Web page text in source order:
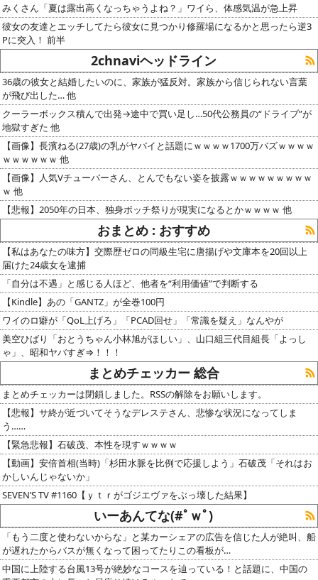
みくさん「夏は露出高くなっちゃうよね？」ワイら、体感気温が急上昇
彼女の友達とエッチしてたら彼女に見つかり修羅場になるかと思ったら逆3
Pに突入！ 前半
2chnaviヘッドライン
36歳の彼女と結婚したいのに、家族が猛反対。家族から信じられない言葉
が飛び出した… 他
クーラーボックス積んで出発→途中で買い足し…50代公務員の“ドライブ”が
地獄すぎた 他
【画像】長濱ねる(27歳)の乳がヤバイと話題にｗｗｗｗ1700万バズｗｗｗｗ
ｗｗｗｗｗｗ 他
【画像】人気Vチューバーさん、とんでもない姿を披露ｗｗｗｗｗｗｗｗｗ
ｗ 他
【悲報】2050年の日本、独身ボッチ祭りが現実になるとかｗｗｗｗ 他
おまとめ : おすすめ
【私はあなたの味方】交際歴ゼロの同級生宅に唐揚げや文庫本を20回以上
届けた24歳女を逮捕
「自分は不遇」と感じる人ほど、他者を“利用価値”で判断する
【Kindle】あの「GANTZ」が全巻100円
ワイのロ癖が「QoL上げろ」「PCAD回せ」「常識を疑え」なんやが
美空ひばり「おとうちゃん小林旭がほしい」、山口組三代目組長「よっし
ゃ」、昭和ヤバすぎ⇒！！！
まとめチェッカー 総合
まとめチェッカーは閉鎖しました。RSSの解除をお願いします。
【悲報】サ終が近づいてそうなデレステさん、悲惨な状況になってしま
う……
【緊急悲報】石破茂、本性を現すｗｗｗｗ
【動画】安倍首相(当時)「杉田水脈を比例で応援しよう」石破茂「それはお
かしいんじゃないか」
SEVEN’S TV #1160【ｙｔｒがゴジエヴァをぶっ壊した結果】
いーあんてな(#ﾟｗﾟ)
「もう二度と使わないからな」と某カーシェアの広告を信じた人が絶叫、船
が遅れたからバスが無くなって困ってたりこの看板が…
中国に上陸する台風13号が絶妙なコースを辿っている！と話題に、中国の